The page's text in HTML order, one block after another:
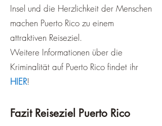
Insel und die Herzlichkeit der Menschen
machen Puerto Rico zu einem
attraktiven Reiseziel.
Weitere Informationen über die
Kriminalität auf Puerto Rico findet ihr
HIER!
Fazit Reiseziel Puerto Rico